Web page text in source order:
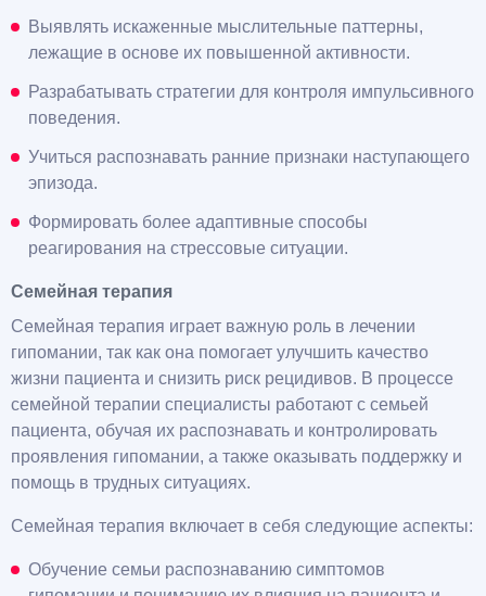
Выявлять искаженные мыслительные паттерны,
лежащие в основе их повышенной активности.
Разрабатывать стратегии для контроля импульсивного
поведения.
Учиться распознавать ранние признаки наступающего
эпизода.
Формировать более адаптивные способы
реагирования на стрессовые ситуации.
Семейная терапия
Семейная терапия играет важную роль в лечении
гипомании, так как она помогает улучшить качество
жизни пациента и снизить риск рецидивов. В процессе
семейной терапии специалисты работают с семьей
пациента, обучая их распознавать и контролировать
проявления гипомании, а также оказывать поддержку и
помощь в трудных ситуациях.
Семейная терапия включает в себя следующие аспекты:
Обучение семьи распознаванию симптомов